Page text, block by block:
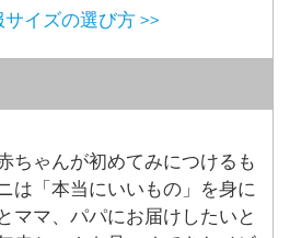
イズの選び方 >>
ちゃんが初めてみにつけるも
は「本当にいいもの」を身に
ママ、パパにお届けしたいと